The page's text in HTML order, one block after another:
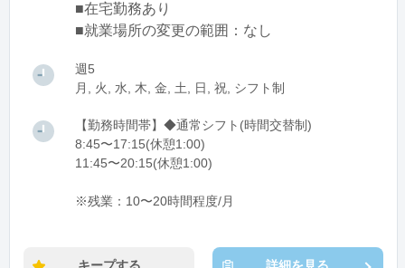
■在宅勤務あり
■就業場所の変更の範囲：なし
週5
月, 火, 水, 木, 金, 土, 日, 祝, シフト制
【勤務時間帯】◆通常シフト(時間交替制)
8:45〜17:15(休憩1:00)
11:45〜20:15(休憩1:00)
※残業：10〜20時間程度/月